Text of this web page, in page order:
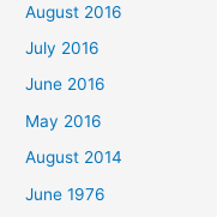
August 2016
July 2016
June 2016
May 2016
August 2014
June 1976